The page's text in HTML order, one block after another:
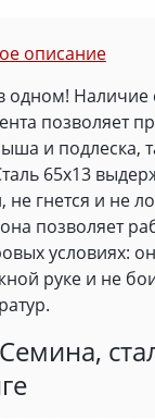
описание
одном! Наличие
позволяет
и подлеска,
65х13
не гнется и не
позволяет
условиях:
руке и не